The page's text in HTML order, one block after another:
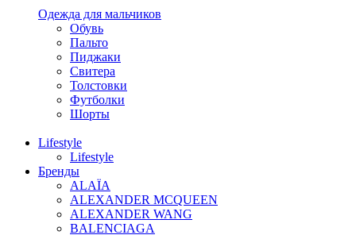
Одежда для мальчиков
Обувь
Пальто
Пиджаки
Свитера
Толстовки
Футболки
Шорты
Lifestyle
Lifestyle
Бренды
ALAÏA
ALEXANDER MCQUEEN
ALEXANDER WANG
BALENCIAGA